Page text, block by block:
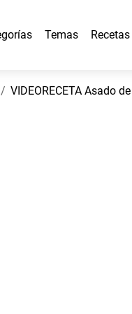
Temas Recetas
VIDEORECETA Asado